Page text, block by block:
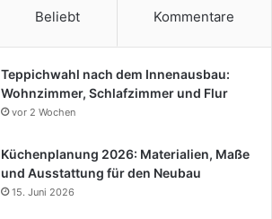
Beliebt Kommentare
Teppichwahl nach dem Innenausbau:
Wohnzimmer, Schlafzimmer und Flur
vor 2 Wochen
Küchenplanung 2026: Materialien, Maße
und Ausstattung für den Neubau
15. Juni 2026